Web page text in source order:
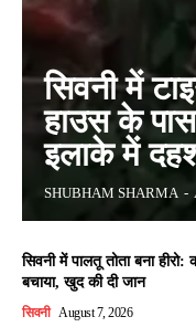
सिवनी में
हाउस के
इलाके में
SHUBHAM SHARMA -
सिवनी में पालतू तोता बना
बचाया, खुद की दी जान
सिवनी August 7, 2026